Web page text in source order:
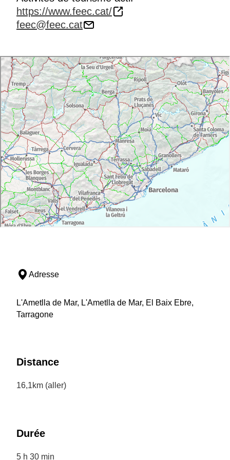
mer. À partir du cap Roig, nous retrouvons des
tronçons urbanisés. Une constante que nous ne
quitterons plus jusqu'à ce que nous atteignions
Si nous n'avons pas prévu deux voitures, une façon
très intéressante de revenir est de prendre le train
pour l'Ametlla de Mar.
Itinéraire proposé par laFEEC. Contact :
feec@feec.cat| Téléphone :934 120 777
https://www.feec.cat/
feec@feec.cat
Adresse
L'Ametlla de Mar, L'Ametlla de Mar, El Baix Ebre,
Tarragone
Distance
16,1km (aller)
Durée
5 h 30 min